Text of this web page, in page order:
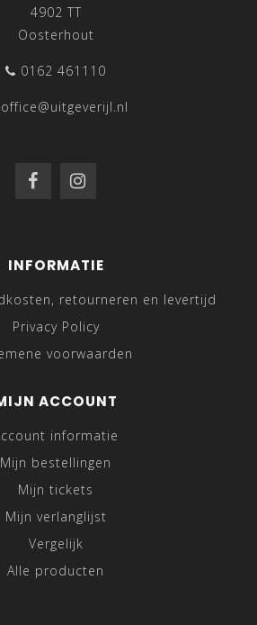
4902 TT
Oosterhout
0162 461110
office@uitgeverijl.nl
INFORMATIE
retourneren en levertijd
Privacy Policy
voorwaarden
ACCOUNT
informatie
Mijn bestellingen
Mijn tickets
Mijn verlanglijst
Vergelijk
Alle producten